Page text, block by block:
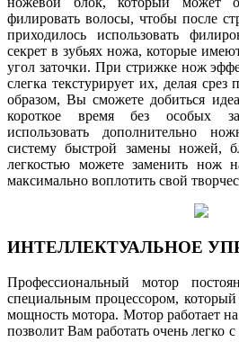
филировать волосы, чтобы после
приходилось использовать
секрет в зубьях ножа, которые
угол заточки. При стрижке нож
слегка текстурирует их, делая
образом, Вы сможете добиться
короткое время без особых
использовать дополнительно
систему быстрой замены ножей,
легкостью можете заменить нож
максимально воплотить свой
ИНТЕЛЛЕКТУАЛЬНОЕ
Профессиональный мотор
специальным процессором,
мощность мотора. Мотор работает
позволит Вам работать очень легко